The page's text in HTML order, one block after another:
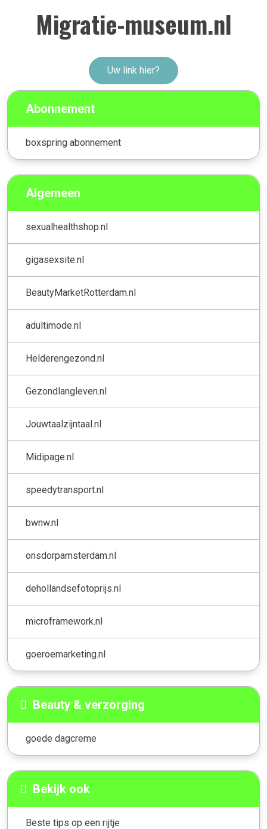
Migratie-museum.nl
Uw link hier?
Abonnement
boxspring abonnement
Algemeen
sexualhealthshop.nl
gigasexsite.nl
BeautyMarketRotterdam.nl
adultimode.nl
Helderengezond.nl
Gezondlangleven.nl
Jouwtaalzijntaal.nl
Midipage.nl
speedytransport.nl
bwnw.nl
onsdorpamsterdam.nl
dehollandsefotoprijs.nl
microframework.nl
goeroemarketing.nl
Beauty & verzorging
goede dagcreme
Bekijk ook
Beste tips op een rijtje